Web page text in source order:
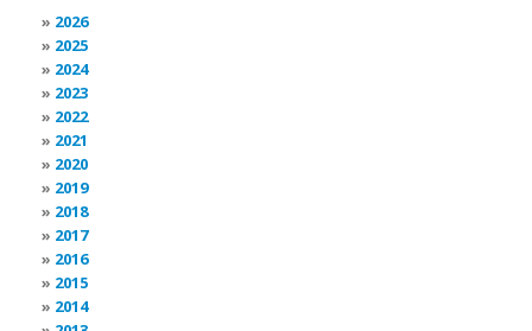
2026
2025
2024
2023
2022
2021
2020
2019
2018
2017
2016
2015
2014